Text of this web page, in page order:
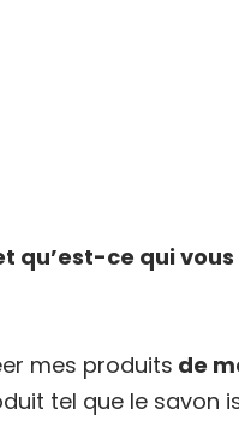
qu’est-ce qui
mes produits de
tel que le savon